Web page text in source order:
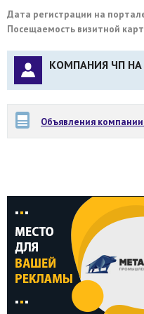
Дата регистрации на
Посещаемость визитной
КОМПАНИЯ ЧП НА
Объявления